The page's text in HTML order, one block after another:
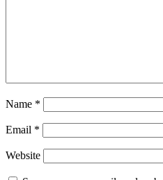
Name *
Email *
Website